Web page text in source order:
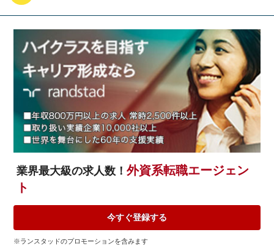
業界最大級の求人数！外資系転職エージェン
ト
今すぐ登録する
※ランスタッドのプロモーションを含みます